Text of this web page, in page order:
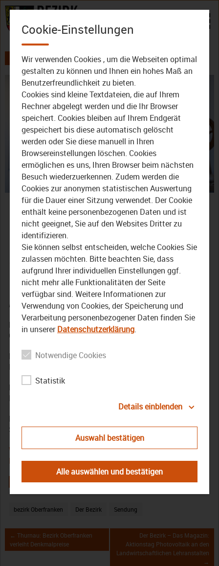
Zum Inhalt
AKTUELLES ALLE VIDEOS DER BEZIRK - DAS MAGAZIN
Video
Der Bezirk – Das Magazin:
Die Senioren-Lernwerkstatt
in Bayreuth erfreut sich
großer Beliebtheit
15. April 2025
Die Themen der April-Sendung:
Pottenstein:
Das Jugendsymphonieorchester
Oberfranken tritt sich zu intensiven Proben
Bayreuth:Die Leiterin der Klinikschule am
Bezirkskrankenhaus im Gespräch
Bezirk Oberfranken:
Preisverleihung im Schloss Thurnau
Bürgerbegegnungsstätte Bayreuth:
Seniorinnen und Senioren
Weitere Folgen der Sendereihe finden Sie in der
Mediathek!
bezirk Oberfranken Der Bezirk Sendung
← Thurnau: Bezirk Oberfranken
verleiht Denkmalpreise
Der Bezirk – Das Magazin:
Aktionstag Photovoltaik an den
Landwirtschaftlichen Lehranstalten
→
Cookie-Einstellungen
Wir verwenden Cookies , um die Webseiten optimal
gestalten zu können und Ihnen ein hohes Maß an
Benutzerfreundlichkeit zu bieten.
Cookies sind kleine Textdateien, die auf Ihrem
Rechner abgelegt werden und die Ihr Browser
speichert. Cookies bleiben auf Ihrem Endgerät
gespeichert bis diese automatisch gelöscht
werden oder Sie diese manuell in Ihren
Browsereinstellungen löschen. Cookies
ermöglichen es uns, Ihren Browser beim nächsten
Besuch wiederzuerkennen. Zudem werden die
Cookies zur anonymen statistischen Auswertung
für die Dauer einer Sitzung verwendet. Der Cookie
enthält keine personenbezogenen Daten und ist
nicht geeignet, Sie auf den Websites Dritter zu
identifizieren.
Sie können selbst entscheiden, welche Cookies Sie
zulassen möchten. Bitte beachten Sie, dass
aufgrund Ihrer individuellen Einstellungen ggf.
nicht mehr alle Funktionalitäten der Seite
verfügbar sind. Weitere Informationen zur
Verwendung von Cookies, der Speicherung und
Verarbeitung personenbezogener Daten finden Sie
in unsererDatenschutzerklärung.
Notwendige Cookies
Statistik
Details einblenden
Auswahl bestätigen
Alle auswählen und bestätigen